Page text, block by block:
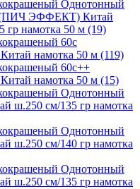
Однотонный
ЭФФЕКТ) Китай
гр намотка 50 м (19)
60с
намотка 50 м (119)
60с++
намотка 50 м (15)
Однотонный
ш.250 см/135 гр намотка
Однотонный
ш.250 см/140 гр намотка
Однотонный
ш.250 см/135 гр намотка